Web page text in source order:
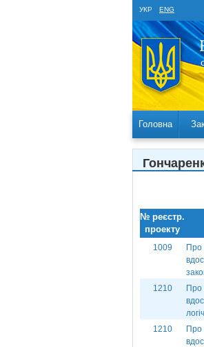
УКР ENG
Головна
№ реєстр.
проекту
1009
Про
1210
Про
1210
Про